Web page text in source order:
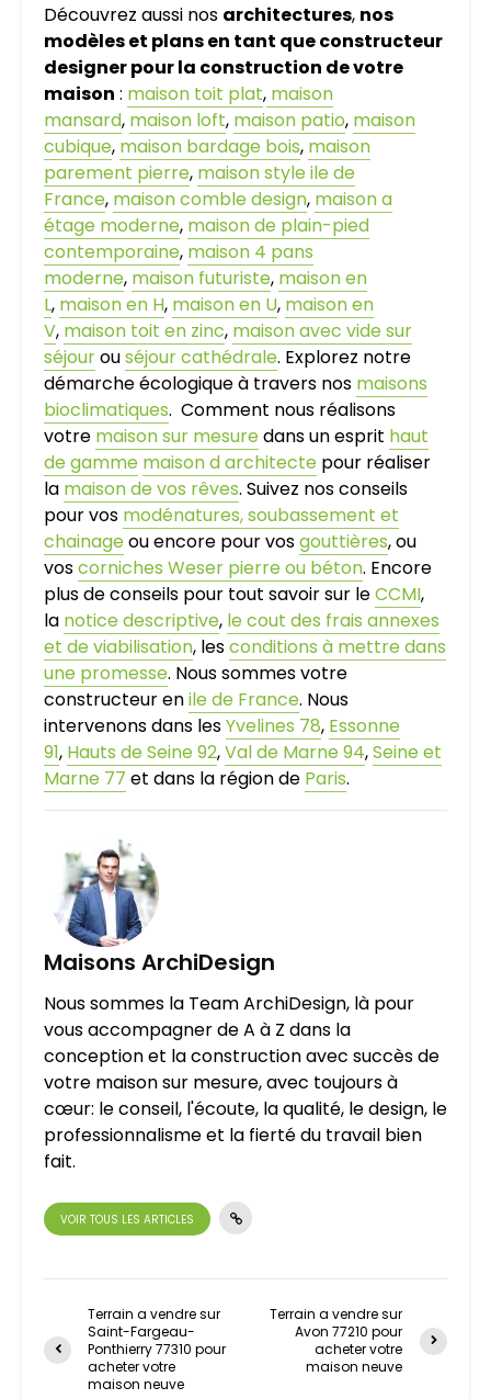
Découvrez aussi nos architectures, nos
modèles et plans en tant que constructeur
designer pour la construction de votre
maison : maison toit plat, maison
mansard, maison loft, maison patio, maison
cubique, maison bardage bois, maison
parement pierre, maison style ile de
France, maison comble design, maison a
étage moderne, maison de plain-pied
contemporaine, maison 4 pans
moderne, maison futuriste, maison en
L, maison en H, maison en U, maison en
V, maison toit en zinc, maison avec vide sur
séjourouséjour cathédrale. Explorez notre
démarche écologique à travers nos maisons
bioclimatiques. Comment nous réalisons
votre maison sur mesuredans un esprit haut
de gamme maison d architecte pour réaliser
la maison de vos rêves. Suivez nos conseils
pour vos modénatures, soubassement et
chainageou encore pour vosgouttières, ou
voscorniches Weser pierre ou béton. Encore
plus de conseils pour tout savoir sur leCCMI,
la notice descriptive, le cout des frais annexes
et de viabilisation, lesconditions à mettre dans
une promesse. Nous sommes votre
constructeur enile de France. Nous
intervenons dans lesYvelines 78, Essonne
91, Hauts de Seine 92,Val de Marne 94,Seine et
Marne 77 et dans la région de Paris.
Maisons ArchiDesign
Nous sommes la Team ArchiDesign, là pour
vous accompagner de A à Z dans la
conception et la construction avec succès de
votre maison sur mesure, avec toujours à
cœur: le conseil, l'écoute, la qualité, le design, le
professionnalisme et la fierté du travail bien
fait.
VOIR TOUS LES ARTICLES
Terrain a vendre sur
Saint-Fargeau-
Ponthierry 77310 pour
acheter votre
maison neuve
Terrain a vendre sur
Avon 77210 pour
acheter votre
maison neuve